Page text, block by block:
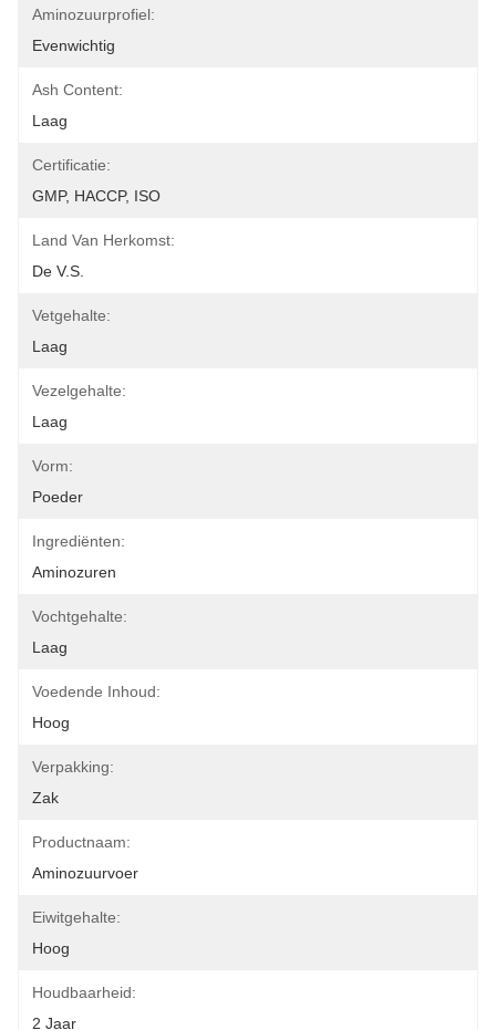
Aminozuurprofiel:
Evenwichtig
Ash Content:
Laag
Certificatie:
GMP, HACCP, ISO
Land Van Herkomst:
De V.S.
Vetgehalte:
Laag
Vezelgehalte:
Laag
Vorm:
Poeder
Ingrediënten:
Aminozuren
Vochtgehalte:
Laag
Voedende Inhoud:
Hoog
Verpakking:
Zak
Productnaam:
Aminozuurvoer
Eiwitgehalte:
Hoog
Houdbaarheid:
2 Jaar